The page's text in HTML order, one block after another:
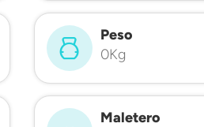
Peso
0Kg
Maletero